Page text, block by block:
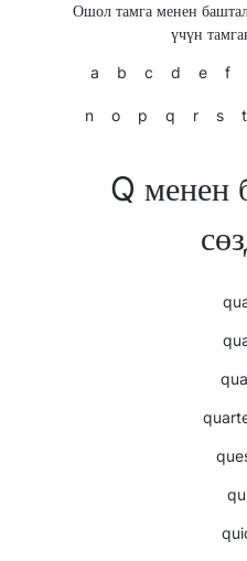
Ошол тамга менен
үчүн
a b c d e f
n o p q r s t
Q менен